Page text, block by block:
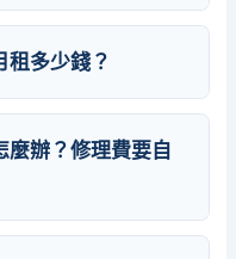
租多少錢？
辦？修理費要自